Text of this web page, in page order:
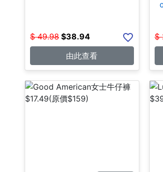
$ 49.98 $38.94
由此查看
$